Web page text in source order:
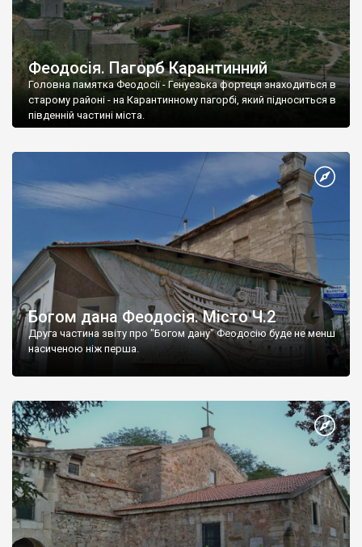
Феодосія. Пагорб Карантинний
Головна памятка Феодосії - Генуезька фортеця знаходиться в
старому районі - на Карантинному пагорбі, який підноситься в
південній частині міста.
Богом дана Феодосія. Місто Ч.2
Друга частина звіту про "Богом дану" Феодосію буде не менш
насиченою ніж перша.